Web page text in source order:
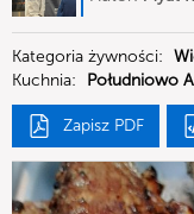
Kategoria żywności:
Kuchnia:
Południowo
Zapisz PDF